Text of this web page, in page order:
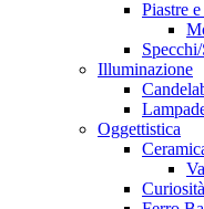
Piastre
Illuminazione
Oggettistica
Curiosità